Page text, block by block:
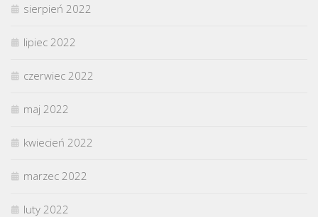
sierpień 2022
lipiec 2022
czerwiec 2022
maj 2022
kwiecień 2022
marzec 2022
luty 2022